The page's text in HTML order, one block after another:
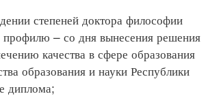
степеней доктора философии
– со дня вынесения решения
качества в сфере образования
образования и науки Республики
диплома;